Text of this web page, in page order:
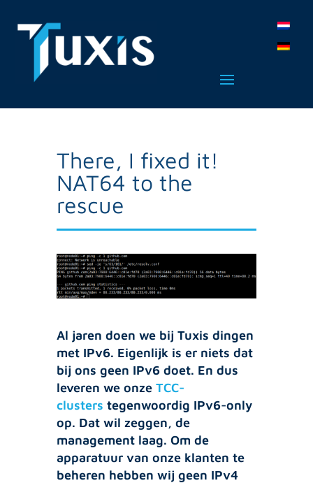
There, I fixed it!
NAT64 to the
rescue
Al jaren doen we bij Tuxis dingen
met IPv6. Eigenlijk is er niets dat
bij ons geen IPv6 doet. En dus
leveren we onze TCC-
clusters tegenwoordig IPv6-only
op. Dat wil zeggen, de
management laag. Om de
apparatuur van onze klanten te
beheren hebben wij geen IPv4